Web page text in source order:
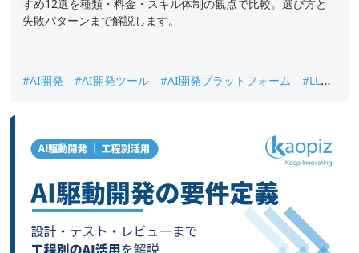
すめ12選を種類・料金・スキル体制の観点で比較。選び方と
失敗パターンまで解説します。
#AI開発 #AI開発ツール #AI開発プラットフォーム
#LLM